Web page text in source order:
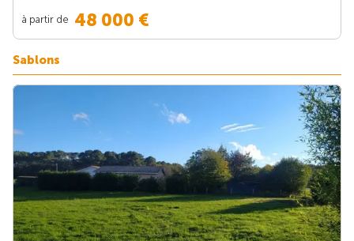
à partir de 48 000 €
Sablons